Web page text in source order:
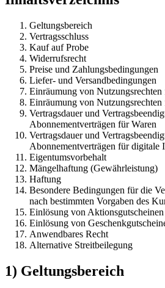
Geltungsbereich
Vertragsschluss
Kauf auf Probe
Widerrufsrecht
Preise und Zahlungsbedingungen
Liefer- und Versandbedingungen
Einräumung von
Einräumung von Nutzungsrechten
Vertragsdauer und
Abonnementverträgen für Waren
Vertragsdauer und
Abonnementverträgen für digitale
Eigentumsvorbehalt
Mängelhaftung (Gewährleistung)
Haftung
Besondere Bedingungen für die
nach bestimmten Vorgaben des
Einlösung von Aktionsgutscheinen
Einlösung von
Anwendbares Recht
Alternative Streitbeilegung
1) Geltungsbereich